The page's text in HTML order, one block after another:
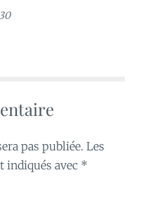
pas publiée. Les
indiqués avec *